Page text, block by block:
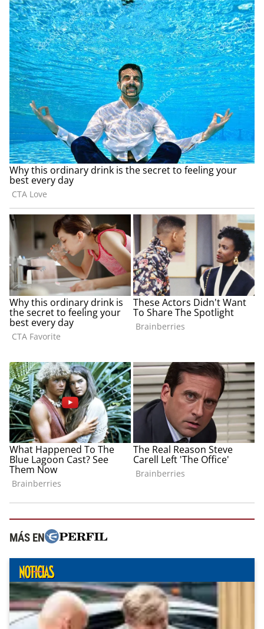
MÁS EN